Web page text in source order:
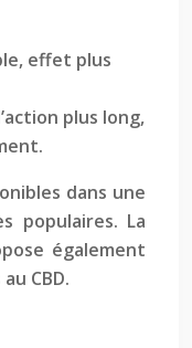
effet plus
plus long,
dans une
populaires. La
également
CBD.